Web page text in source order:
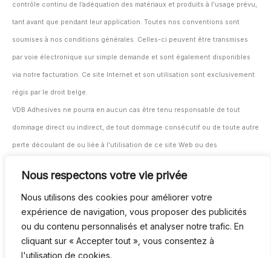
Nous respectons votre vie privée
Nous utilisons des cookies pour améliorer votre
expérience de navigation, vous proposer des publicités
ou du contenu personnalisés et analyser notre trafic. En
cliquant sur « Accepter tout », vous consentez à
l'utilisation de cookies.
contrôle continu de l’adéquation des matériaux et produits à l’usage prévu,
tant avant que pendant leur application. Toutes nos conventions sont
soumises à nos conditions générales. Celles-ci peuvent être transmises
par voie électronique sur simple demande et sont également disponibles
via notre facturation. Ce site Internet et son utilisation sont exclusivement
régis par le droit belge.
VDB Adhesives ne pourra en aucun cas être tenu responsable de tout
dommage direct ou indirect, de tout dommage consécutif ou de toute autre
perte découlant de ou liée à l'utilisation de ce site Web ou des
L'utilisateur/transformateur reste seul responsable du test et du suivi de
l'adéquation des matériaux et produits à leur application prévue, avant et
pendant l'utilisation.
Tous nos contrats sont soumis à nos conditions générales. Celles-ci
peuvent être fournies au format numérique sur demande et sont également